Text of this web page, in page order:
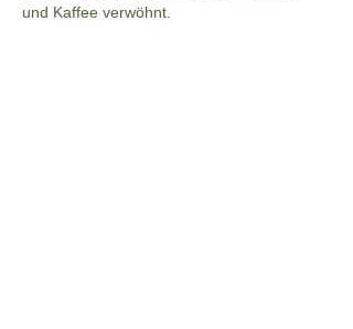
und Kaffee verwöhnt.